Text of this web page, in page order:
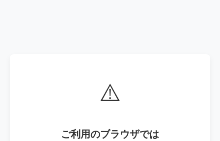
⚠️
ご利用のブラウザでは